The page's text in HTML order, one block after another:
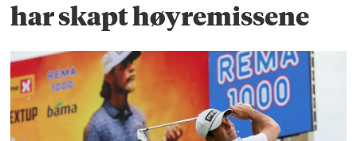
har skapt høyremissene